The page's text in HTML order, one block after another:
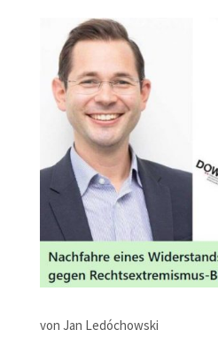
von Jan Ledóchowski